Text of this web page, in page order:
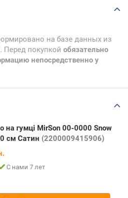
на базе данных из
Перед покупкой обязательно
непосредственно у
на гумці MirSon 00-0000 Snow
см Сатин (2200009415906)
С нами 7 лет